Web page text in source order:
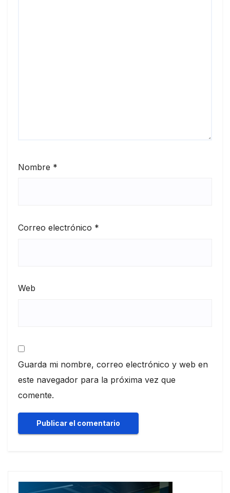
Nombre *
Correo electrónico *
Web
Guarda mi nombre, correo electrónico y web en
este navegador para la próxima vez que
comente.